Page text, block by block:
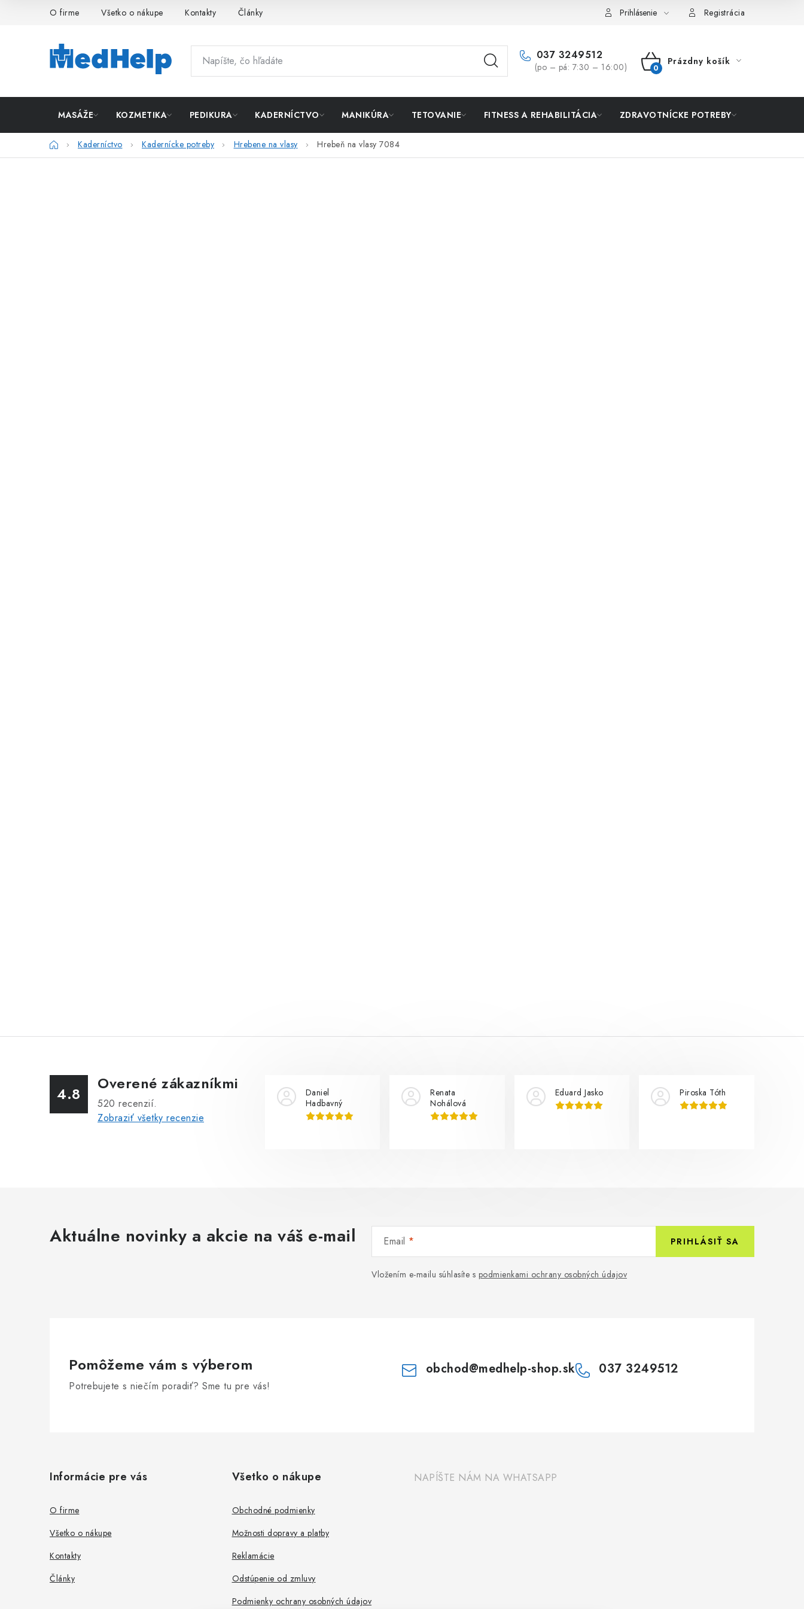
O firme Všetko o nákupe Kontakty Články Prihlásenie Registrácia
037 3249512
(po – pá: 7:30 – 16:00)
NÁKUPNÝ
Prázdny košík
MASÁŽE KOZMETIKA PEDIKURA KADERNÍCTVO MANIKÚRA TETOVANIE FITNESS A REHABILITÁCIA ZDRAVOTNÍCKE POTREBY
DomovKaderníctvo Kadernícke potreby Hrebene na vlasy Hrebeň na vlasy 7084
4.8
Overené zákazníkmi
520 recenzií.
Zobraziť všetky recenzie
Daniel
Hadbavný
Renata
Nohálová
Eduard Jasko Piroska Tóth
Aktuálne novinky a akcie na váš e-mail Email
Vložením e-mailu súhlasíte s podmienkami ochrany osobných údajov
PRIHLÁSIŤ SA
Pomôžeme vám s výberom
Potrebujete s niečím poradiť? Sme tu pre vás!
obchod@medhelp-shop.sk 037 3249512
Informácie pre vás
O firme
Všetko o nákupe
Kontakty
Články
Všetko o nákupe
Obchodné podmienky
Možnosti dopravy a platby
Reklamácie
Odstúpenie od zmluvy
Podmienky ochrany osobných údajov
NAPÍŠTE NÁM NA WHATSAPP